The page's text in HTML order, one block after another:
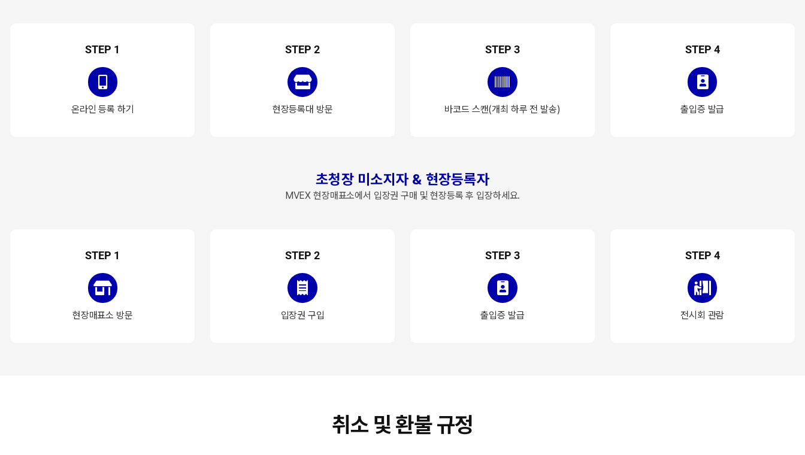
STEP 1
온라인 등록 하기
STEP 2
현장등록대 방문
STEP 3
바코드 스캔(개최 하루 전 발송)
STEP 4
출입증 발급
초청장 미소지자 & 현장등록자
MVEX 현장매표소에서 입장권 구매 및 현장등록 후 입장하세요.
STEP 1
현장매표소 방문
STEP 2
입장권 구입
STEP 3
출입증 발급
STEP 4
전시회 관람
취소 및 환불 규정